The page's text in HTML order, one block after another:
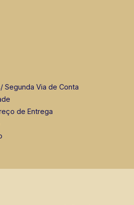
Segunda Via de Conta
de Entrega